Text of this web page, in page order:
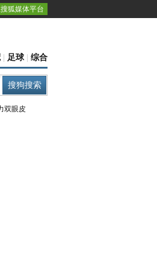
狐媒体平台
足球 综合
双眼皮